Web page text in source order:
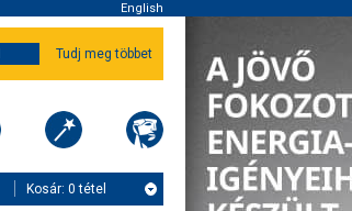
English
Tudj meg többet
Kosár: 0 tétel